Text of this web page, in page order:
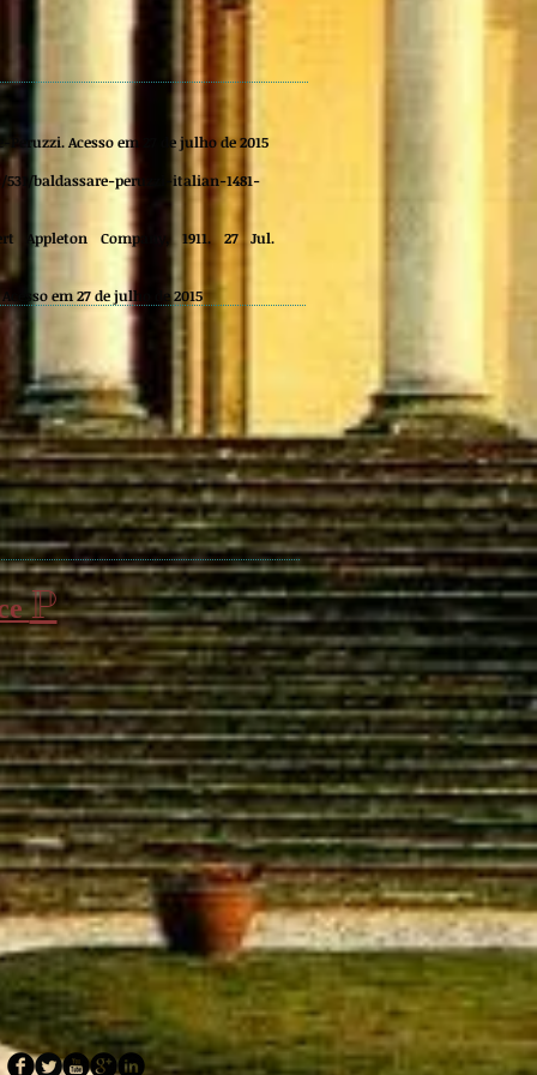
Peruzzi. Acesso em 27 de julho de 2015
baldassare-peruzzi-italian-1481-
Appleton Company, 1911. 27 Jul.
Acesso em 27 de julho de 2015
P